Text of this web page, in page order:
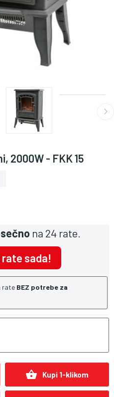
2000W - FKK 15
na 24 rate.
rate sada!
rate BEZ potrebe za
shopping_basket Kupi 1-klikom